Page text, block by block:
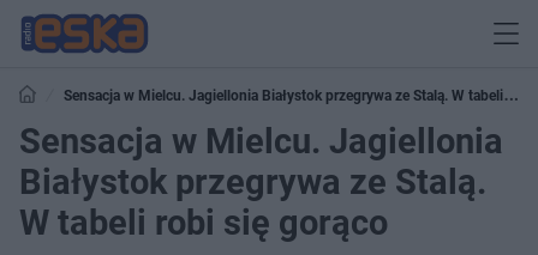
Sensacja w Mielcu. Jagiellonia Białystok przegrywa ze Stalą. W tabeli robi
się gorąco
Sensacja w Mielcu. Jagiellonia
Białystok przegrywa ze Stalą.
W tabeli robi się gorąco